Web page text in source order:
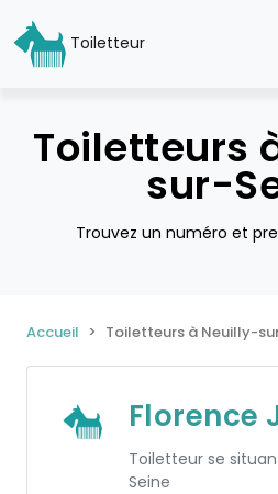
Toiletteur
Toiletteurs
sur-
Trouvez un numéro et
Accueil Toiletteurs à Neuilly-
Florence
Toiletteur se
Seine